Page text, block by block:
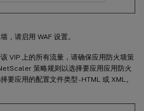
，请启用 WAF 设置。
VIP 上的所有流量，请确保应用防火墙策
策略规则以选择要应用应用防火
要应用的配置文件类型 - HTML 或 XML。